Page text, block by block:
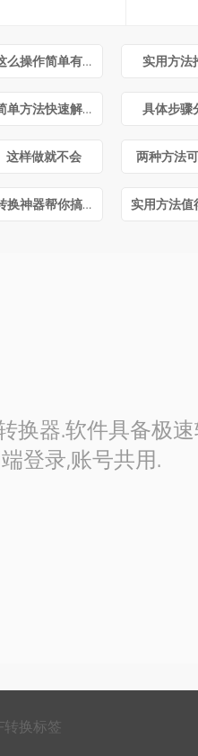
这么操作简单有效 实用方法
简单方法快速解决 具体步骤
这样做就不会 两种方法
转换神器帮你搞定
换器.软件具备极
登录,账号共用.
转换标签